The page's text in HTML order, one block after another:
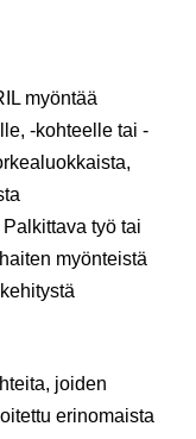
myöntää
-kohteelle tai -
työ tai
myönteistä
joiden
erinomaista